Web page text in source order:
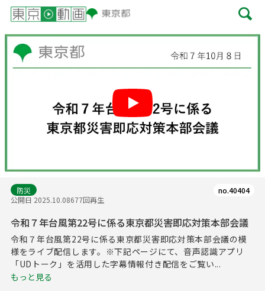
防災
公開日 2025.10.08677回再生
no.40404
令和７年台風第22号に係る東京都災害即応対策本部会議
令和７年台風第22号に係る東京都災害即応対策本部会議の模
様をライブ配信します。※下記ページにて、音声認識アプリ
「UDトーク」を活用した字幕情報付き配信をご覧い...
もっと見る